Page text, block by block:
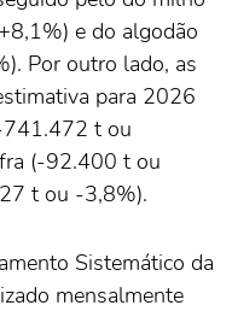
e do algodão
Por outro lado, as
para 2026
741.472 t ou
(-92.400 t ou
t ou -3,8%).
Sistemático da
mensalmente